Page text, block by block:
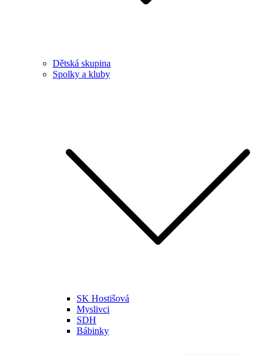
Dětská skupina
Spolky a kluby
SK Hostišová
Myslivci
SDH
Bábinky